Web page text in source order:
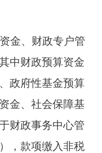
金、财政专户管
中财政预算资金
政府性基金预算
金、社会保障基
财政事务中心管
，款项缴入非税